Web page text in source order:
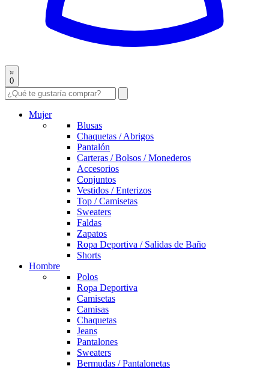
0
Mujer
Blusas
Chaquetas / Abrigos
Pantalón
Carteras / Bolsos / Monederos
Accesorios
Conjuntos
Vestidos / Enterizos
Top / Camisetas
Sweaters
Faldas
Zapatos
Ropa Deportiva / Salidas de Baño
Shorts
Hombre
Polos
Ropa Deportiva
Camisetas
Camisas
Chaquetas
Jeans
Pantalones
Sweaters
Bermudas / Pantalonetas